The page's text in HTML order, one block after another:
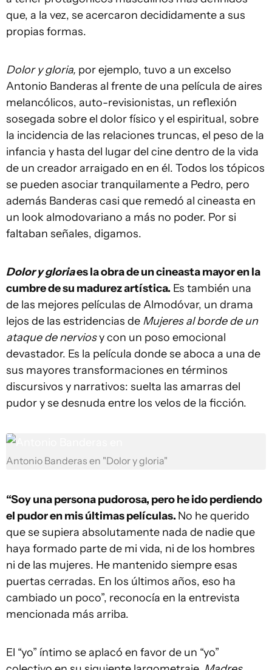
que, a la vez, se acercaron decididamente a sus
propias formas.
Dolor y gloria, por ejemplo, tuvo a un excelso
Antonio Banderas al frente de una película de aires
melancólicos, auto-revisionistas, un reflexión
sosegada sobre el dolor físico y el espiritual, sobre
la incidencia de las relaciones truncas, el peso de la
infancia y hasta del lugar del cine dentro de la vida
de un creador arraigado en en él. Todos los tópicos
se pueden asociar tranquilamente a Pedro, pero
además Banderas casi que remedó al cineasta en
un look almodovariano a más no poder. Por si
faltaban señales, digamos.
Dolor y gloriaes la obra de un cineasta mayor en la
cumbre de su madurez artística. Es también una
de las mejores películas de Almodóvar, un drama
lejos de las estridencias de Mujeres al borde de un
ataque de nerviosy con un poso emocional
devastador. Es la película donde se aboca a una de
sus mayores transformaciones en términos
discursivos y narrativos: suelta las amarras del
pudor y se desnuda entre los velos de la ficción.
Antonio Banderas en "Dolor y gloria"
“Soy una persona pudorosa, pero he ido perdiendo
el pudor en mis últimas películas. No he querido
que se supiera absolutamente nada de nadie que
haya formado parte de mi vida, ni de los hombres
ni de las mujeres. He mantenido siempre esas
puertas cerradas. En los últimos años, eso ha
cambiado un poco”, reconocía en la entrevista
mencionada más arriba.
El “yo” íntimo se aplacó en favor de un “yo”